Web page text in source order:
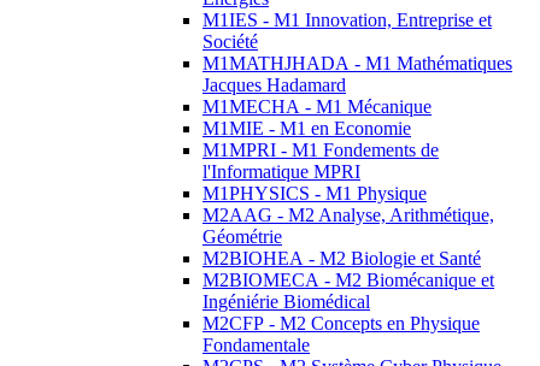
M1IES - M1 Innovation, Entreprise et
Société
M1MATHJHADA - M1 Mathématiques
Jacques Hadamard
M1MECHA - M1 Mécanique
M1MIE - M1 en Economie
M1MPRI - M1 Fondements de
l'Informatique MPRI
M1PHYSICS - M1 Physique
M2AAG - M2 Analyse, Arithmétique,
Géométrie
M2BIOHEA - M2 Biologie et Santé
M2BIOMECA - M2 Biomécanique et
Ingéniérie Biomédical
M2CFP - M2 Concepts en Physique
Fondamentale